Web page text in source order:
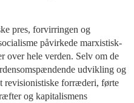
pres, forvirringen og
påvirkede marxistisk-
over hele verden. Selv om de
udvikling og
revisionistiske forræderi, førte
og kapitalismens